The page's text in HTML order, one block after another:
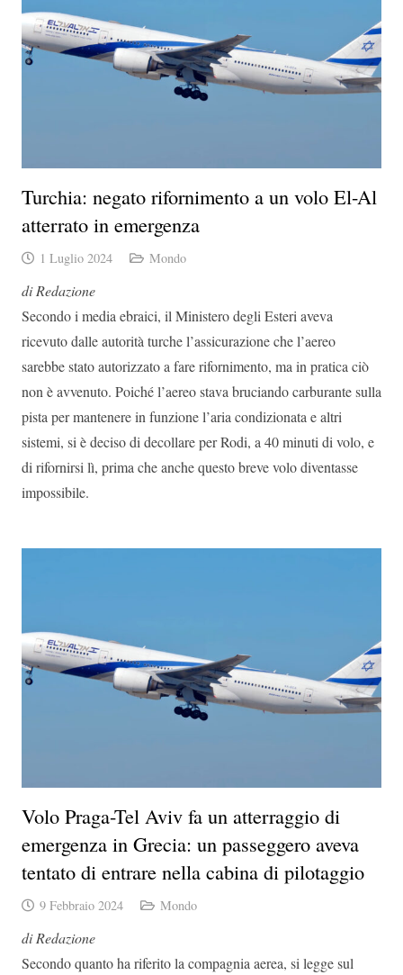
Turchia: negato rifornimento a un volo El-Al
atterrato in emergenza
1 Luglio 2024 Mondo
di Redazione
Secondo i media ebraici, il Ministero degli Esteri aveva
ricevuto dalle autorità turche l’assicurazione che l’aereo
sarebbe stato autorizzato a fare rifornimento, ma in pratica ciò
non è avvenuto. Poiché l’aereo stava bruciando carburante sulla
pista per mantenere in funzione l’aria condizionata e altri
sistemi, si è deciso di decollare per Rodi, a 40 minuti di volo, e
di rifornirsi lì, prima che anche questo breve volo diventasse
impossibile.
Volo Praga-Tel Aviv fa un atterraggio di
emergenza in Grecia: un passeggero aveva
tentato di entrare nella cabina di pilotaggio
9 Febbraio 2024 Mondo
di Redazione
Secondo quanto ha riferito la compagnia aerea, si legge sul